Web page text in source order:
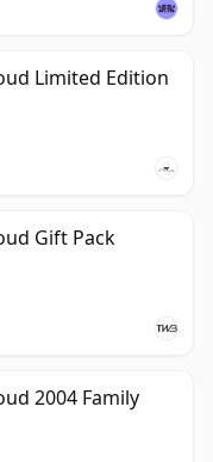
Limited Edition
Gift Pack
2004 Family